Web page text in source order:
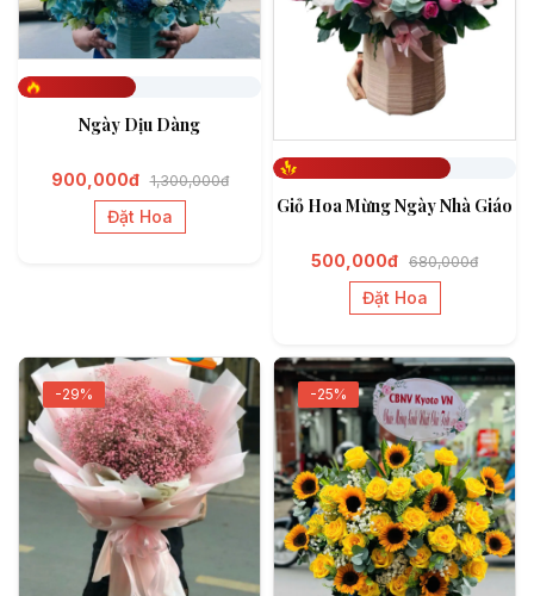
Ngày Dịu Dàng
900,000đ 1,300,000đ
Đặt Hoa
Giỏ Hoa Mừng Ngày Nhà Giáo
500,000đ 680,000đ
Đặt Hoa
-29% -25%